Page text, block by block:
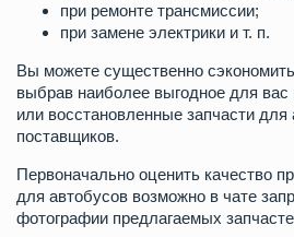
при ремонте трансмиссии;
при замене электрики и т. п.
Вы можете существенно
выбрав наиболее выгодное для
или восстановленные запчасти для
поставщиков.
Первоначально оценить качество
для автобусов возможно в чате
фотографии предлагаемых